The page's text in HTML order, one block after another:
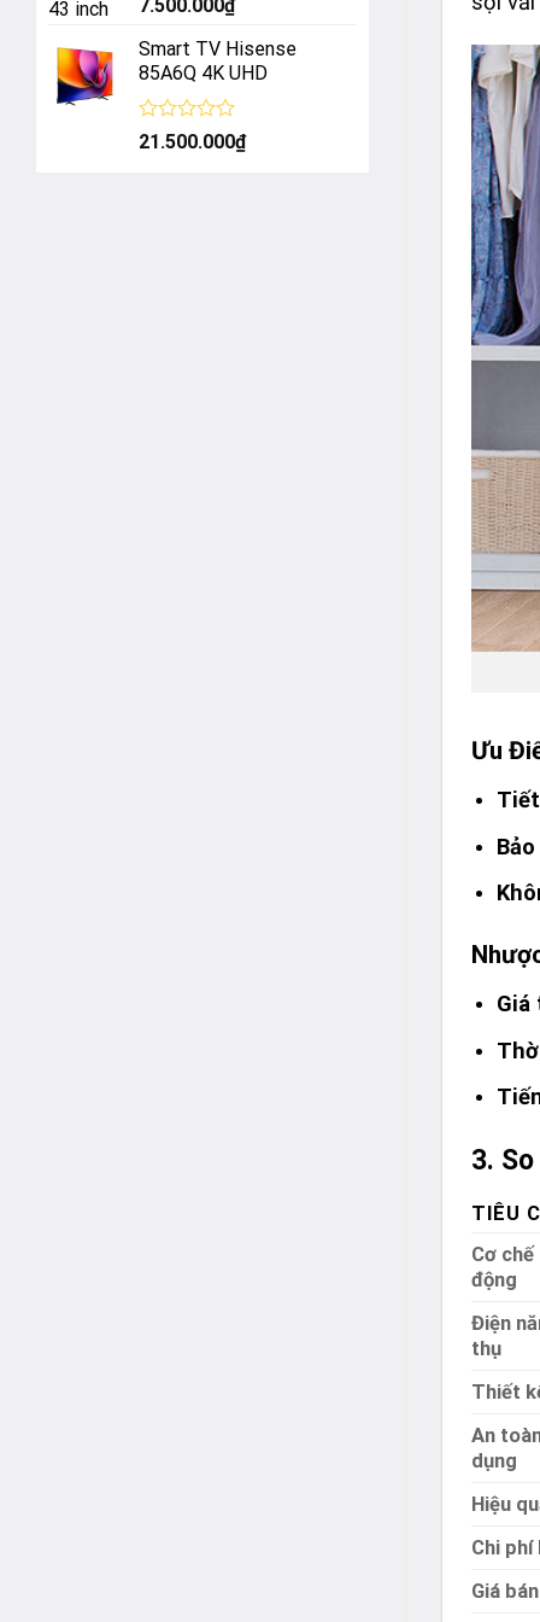
hạng
0
5
sao
7.500.000₫
Smart TV Hisense
85A6Q 4K UHD
Được
21.500.000₫
Ưu
Giá
3.
TIÊU
Cơ
động
Điện
thụ
Thiết
An
dụng
Hiệu
Chi
Giá bán